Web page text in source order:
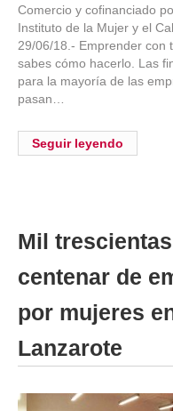
Comercio y cofinanciado
Instituto de la Mujer y el
29/06/18.- Emprender con
sabes cómo hacerlo. Las
para la mayoría de las
pasan…
Seguir leyendo
Mil
centenar de
por mujeres
Lanzarote